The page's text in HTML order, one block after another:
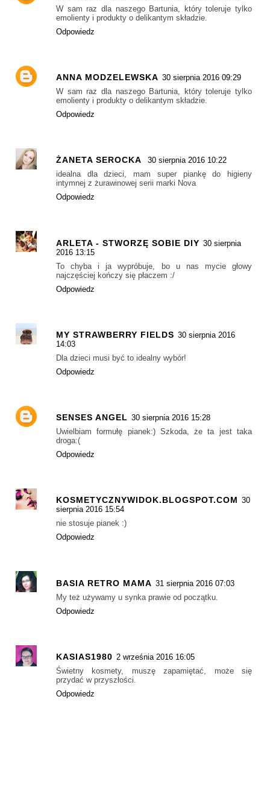
W sam raz dla naszego Bartunia, który toleruje tylko
emolienty i produkty o delikantym składzie.
Odpowiedz
ANNA MODZELEWSKA 30 sierpnia 2016 09:29
W sam raz dla naszego Bartunia, który toleruje tylko
emolienty i produkty o delikantym składzie.
Odpowiedz
ŻANETA SEROCKA
30 sierpnia 2016 10:22
idealna dla dzieci, mam super piankę do higieny
intymnej z żurawinowej serii marki Nova
Odpowiedz
ARLETA - STWORZĘ SOBIE DIY 30 sierpnia
2016 13:15
To chyba i ja wypróbuje, bo u nas mycie głowy
najczęściej kończy się płaczem :/
Odpowiedz
MY STRAWBERRY FIELDS 30 sierpnia 2016
14:03
Dla dzieci musi być to idealny wybór!
Odpowiedz
SENSES ANGEL 30 sierpnia 2016 15:28
Uwielbiam formułę pianek:) Szkoda, że ta jest taka
droga:(
Odpowiedz
KOSMETYCZNYWIDOK.BLOGSPOT.COM 30
sierpnia 2016 15:54
nie stosuje pianek :)
Odpowiedz
BASIA RETRO MAMA 31 sierpnia 2016 07:03
My też używamy u synka prawie od początku.
Odpowiedz
KASIAS1980 2 września 2016 16:05
Świetny kosmety, muszę zapamiętać, może się
przydać w przyszłości.
Odpowiedz